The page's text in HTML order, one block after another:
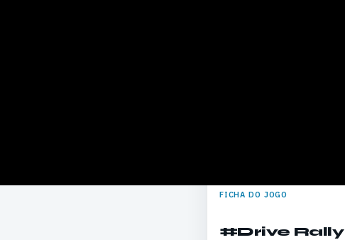
FICHA DO JOGO
#Drive Rally